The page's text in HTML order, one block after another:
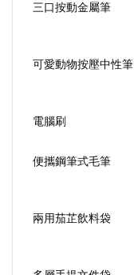
三口按動金屬筆
可愛動物按壓中性筆
電腦刷
便攜鋼筆式毛筆
兩用茄芷飲料袋